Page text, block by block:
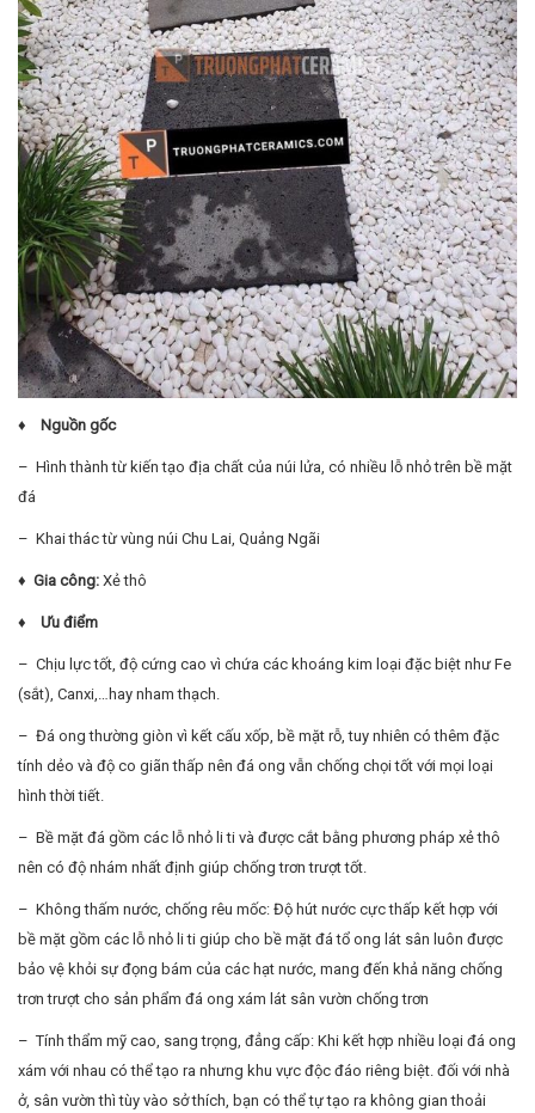
♦ Nguồn gốc
– Hình thành từ kiến tạo địa chất của núi lửa, có nhiều lỗ nhỏ trên bề mặt
đá
– Khai thác từ vùng núi Chu Lai, Quảng Ngãi
♦ Gia công: Xẻ thô
♦ Ưu điểm
– Chịu lực tốt, độ cứng cao vì chứa các khoáng kim loại đặc biệt như Fe
(sắt), Canxi,…hay nham thạch.
– Đá ong thường giòn vì kết cấu xốp, bề mặt rỗ, tuy nhiên có thêm đặc
tính dẻo và độ co giãn thấp nên đá ong vẫn chống chọi tốt với mọi loại
hình thời tiết.
– Bề mặt đá gồm các lỗ nhỏ li ti và được cắt bằng phương pháp xẻ thô
nên có độ nhám nhất định giúp chống trơn trượt tốt.
– Không thấm nước, chống rêu mốc: Độ hút nước cực thấp kết hợp với
bề mặt gồm các lỗ nhỏ li ti giúp cho bề mặt đá tổ ong lát sân luôn được
bảo vệ khỏi sự đọng bám của các hạt nước, mang đến khả năng chống
trơn trượt cho sản phẩm đá ong xám lát sân vườn chống trơn
– Tính thẩm mỹ cao, sang trọng, đẳng cấp: Khi kết hợp nhiều loại đá ong
xám với nhau có thể tạo ra nhưng khu vực độc đáo riêng biệt. đối với nhà
ở, sân vườn thì tùy vào sở thích, bạn có thể tự tạo ra không gian thoải